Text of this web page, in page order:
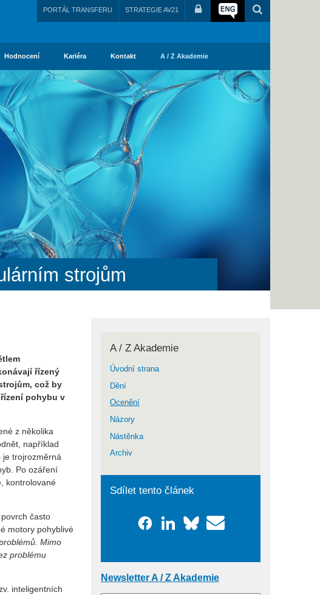
PORTÁL TRANSFERU STRATEGIE AV21
Hodnocení Kariéra Kontakt A / Z Akademie
strojům
řízený
což by
pohybu v
z několika
například
je trojrozměrná
Po ozáření
kontrolované
často
motory pohyblivé
Mimo
problému
inteligentních
A / Z Akademie
Úvodní strana
Dění
Ocenění
Názory
Nástěnka
Archiv
Sdílet tento článek
Newsletter A / Z Akademie